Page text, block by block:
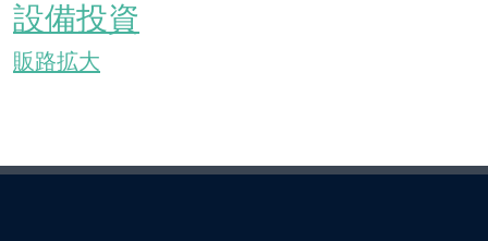
設備投資
販路拡大